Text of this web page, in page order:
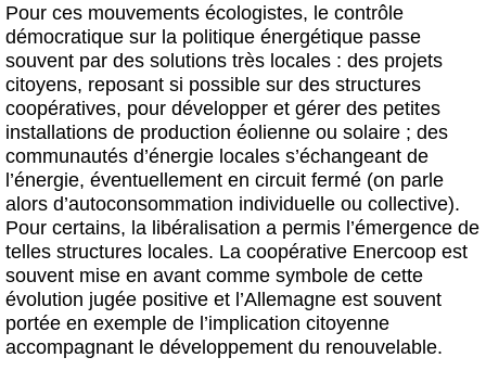
Pour ces mouvements écologistes, le contrôle
démocratique sur la politique énergétique passe
souvent par des solutions très locales : des projets
citoyens, reposant si possible sur des structures
coopératives, pour développer et gérer des petites
installations de production éolienne ou solaire ; des
communautés d’énergie locales s’échangeant de
l’énergie, éventuellement en circuit fermé (on parle
alors d’autoconsommation individuelle ou collective).
Pour certains, la libéralisation a permis l’émergence de
telles structures locales. La coopérative Enercoop est
souvent mise en avant comme symbole de cette
évolution jugée positive et l’Allemagne est souvent
portée en exemple de l’implication citoyenne
accompagnant le développement du renouvelable.